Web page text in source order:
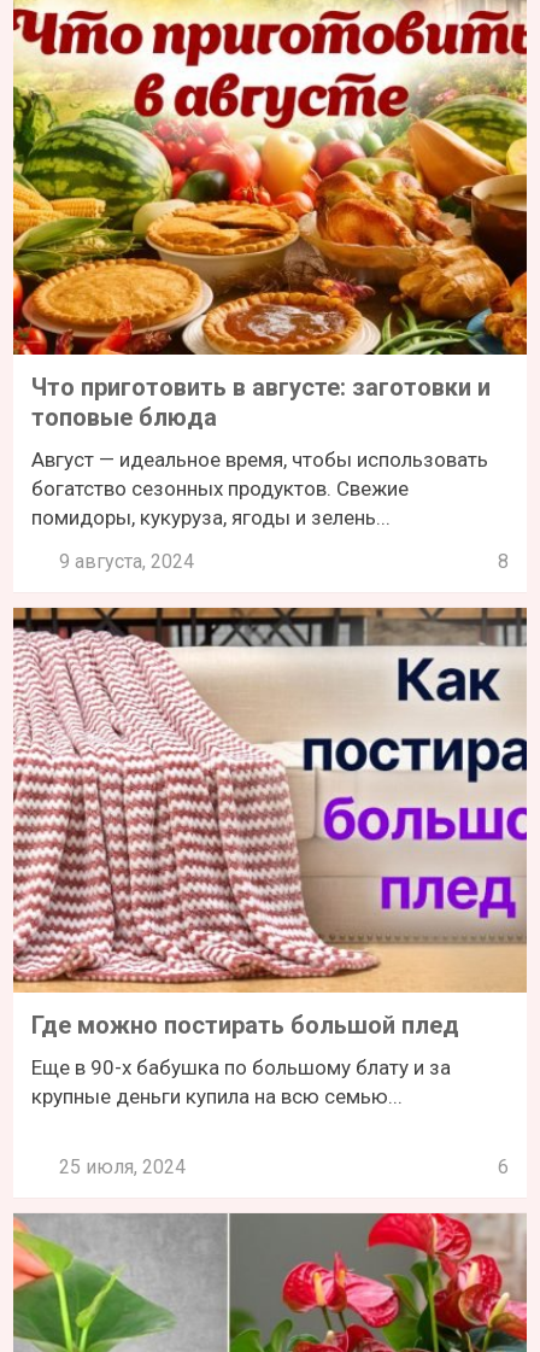
Что приготовить в августе: заготовки и
топовые блюда
Август — идеальное время, чтобы использовать
богатство сезонных продуктов. Свежие
помидоры, кукуруза, ягоды и зелень...
9 августа, 2024 8
Где можно постирать большой плед
Еще в 90-х бабушка по большому блату и за
крупные деньги купила на всю семью...
25 июля, 2024 6